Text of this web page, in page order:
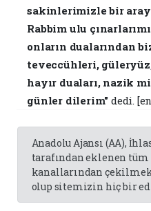
sakinlerimizle bir
Rabbim ulu
onların dualarından
teveccühleri,
hayır duaları, nazik
günler dilerim" dedi.
Anadolu Ajansı (AA),
tarafından eklenen
kanallarından
olup sitemizin hiç bir